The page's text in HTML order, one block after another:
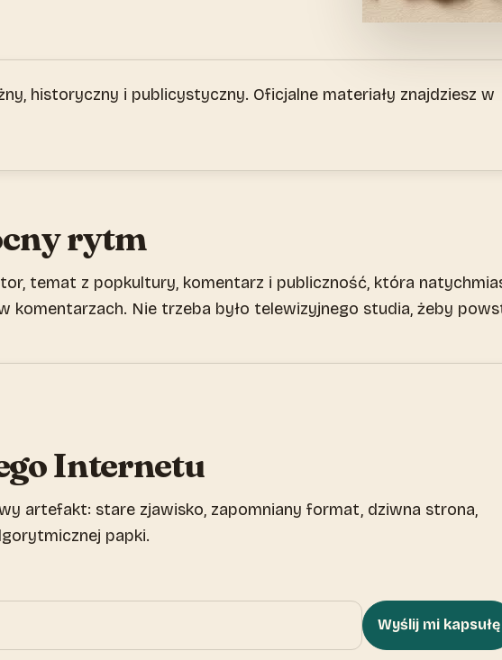
historyczny i publicystyczny. Oficjalne materiały znajdziesz w
rytm
temat z popkultury, komentarz i publiczność, która
komentarzach. Nie trzeba było telewizyjnego studia, żeby
Internetu
artefakt: stare zjawisko, zapomniany format, dziwna strona,
papki.
Wyślij mi kapsułę